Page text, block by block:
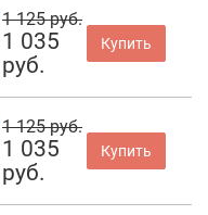
1 125 руб.
1 035
руб.
Купить
1 125 руб.
1 035
руб.
Купить